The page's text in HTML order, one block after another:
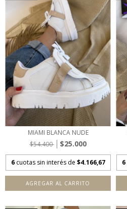
MIAMI BLANCA NUDE
$54.400
$25.000
6 cuotas sin interés de $4.166,67
AGREGAR AL CARRITO
6